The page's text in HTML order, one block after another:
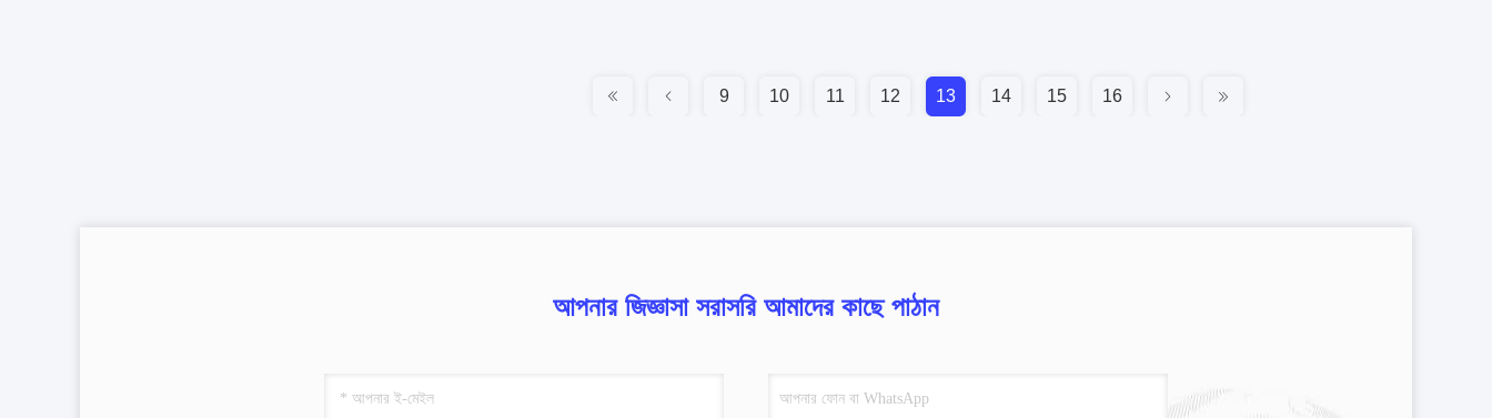
9 10 11 12 13 14 15 16
আপনার জিজ্ঞাসা সরাসরি আমাদের কাছে পাঠান